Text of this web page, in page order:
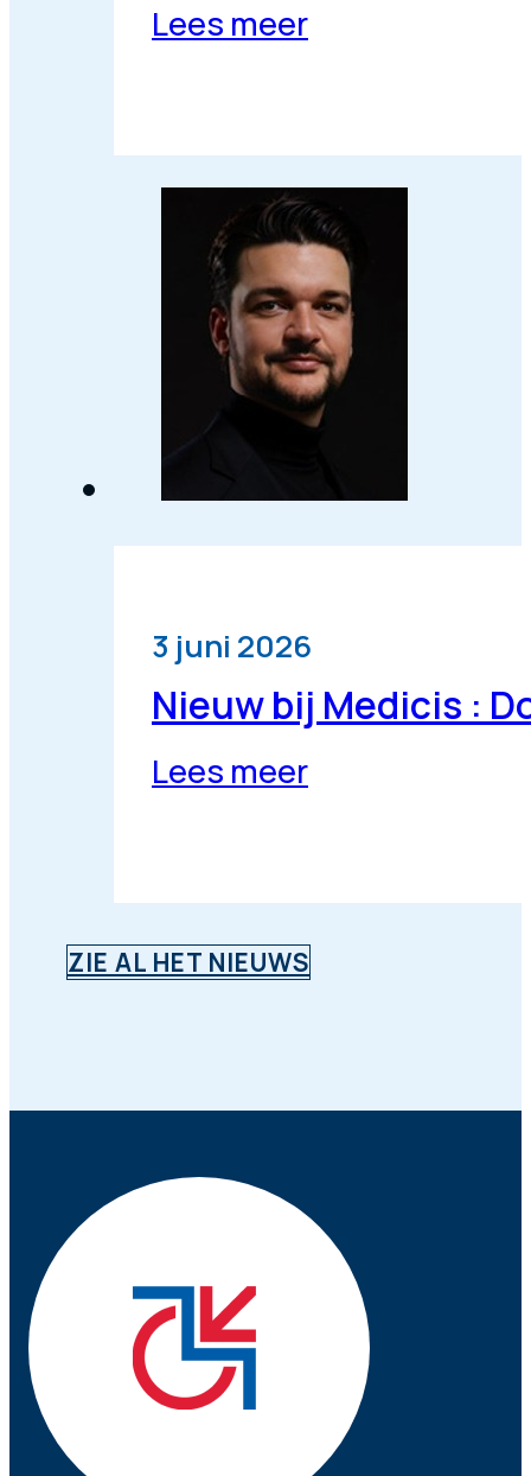
Lees meer
3 juni 2026
Nieuw bij Medicis :
Lees meer
ZIE AL HET NIEUWS